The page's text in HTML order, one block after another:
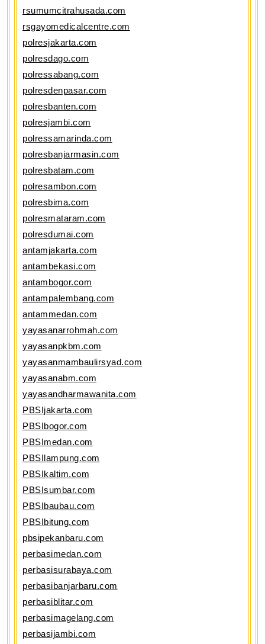
rsumumcitrahusada.com
rsgayomedicalcentre.com
polresjakarta.com
polresdago.com
polressabang.com
polresdenpasar.com
polresbanten.com
polresjambi.com
polressamarinda.com
polresbanjarmasin.com
polresbatam.com
polresambon.com
polresbima.com
polresmataram.com
polresdumai.com
antamjakarta.com
antambekasi.com
antambogor.com
antampalembang.com
antammedan.com
yayasanarrohmah.com
yayasanpkbm.com
yayasanmambaulirsyad.com
yayasanabm.com
yayasandharmawanita.com
PBSIjakarta.com
PBSIbogor.com
PBSImedan.com
PBSIlampung.com
PBSIkaltim.com
PBSIsumbar.com
PBSIbaubau.com
PBSIbitung.com
pbsipekanbaru.com
perbasimedan.com
perbasisurabaya.com
perbasibanjarbaru.com
perbasiblitar.com
perbasimagelang.com
perbasijambi.com